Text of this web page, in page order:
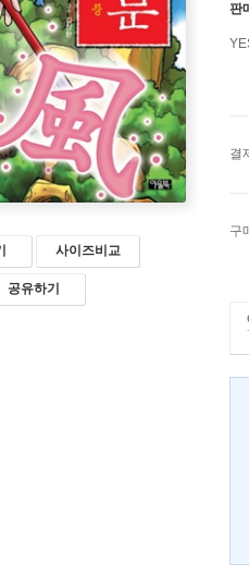
사이즈비교
공유하기
판
결
구